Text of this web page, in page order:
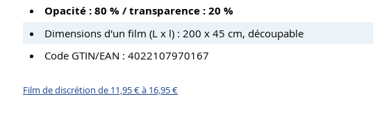
Opacité : 80 % / transparence : 20 %
Dimensions d'un film (L x l) : 200 x 45 cm, découpable
Code GTIN/EAN : 4022107970167
Film de discrétion de 11,95 € à 16,95 €